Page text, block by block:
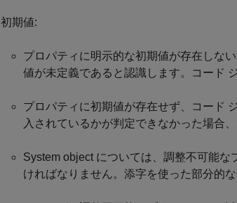
初期値:
プロパティに明示的な初期値が存在しな
値が未定義であると認識します。コード
プロパティに初期値が存在せず、コード
入されているかが判定できなかった場合
System object については、調整不可能
ければなりません。添字を使った部分的な